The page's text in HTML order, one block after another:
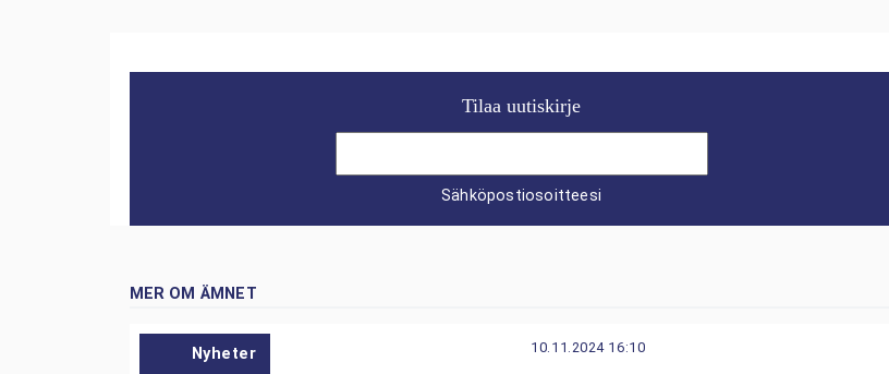
Tilaa uutiskirje
Sähköpostiosoitteesi
MER OM ÄMNET
Nyheter 10.11.2024 16:10